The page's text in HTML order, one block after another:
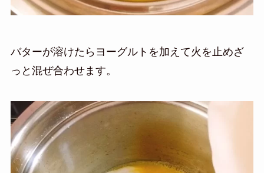
バターが溶けたらヨーグルトを加えて火を止めざ
っと混ぜ合わせます。